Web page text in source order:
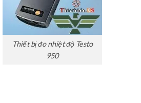
Thiết bị đo nhiệt độ Testo
950